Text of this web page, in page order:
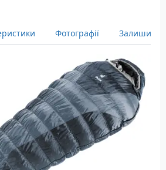
Фотографії Залишити